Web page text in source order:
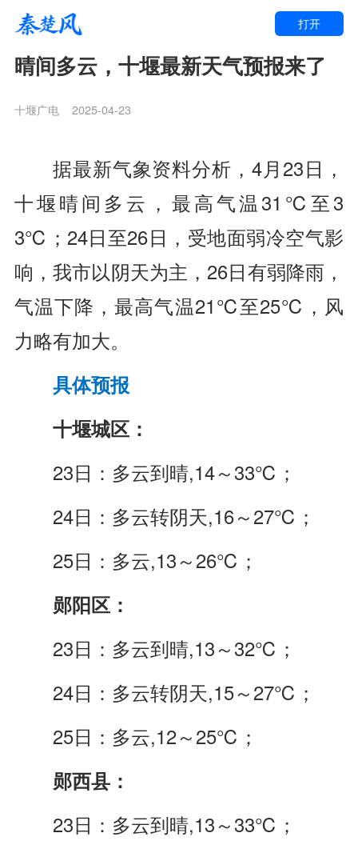
打开
晴间多云，十堰最新天气预报来了
十堰广电 2025-04-23
据最新气象资料分析，4月23日，
十堰晴间多云，最高气温31 ℃ 至3
3℃；24日至26日，受地面弱冷空气影
响，我市以阴天为主，26日有弱降雨，
气温下降，最高气温21℃至25℃，风
力略有加大。
具体预报
十堰城区：
23日：多云到晴,14～33℃；
24日：多云转阴天,16～27℃；
25日：多云,13～26℃；
郧阳区：
23日：多云到晴,13～32℃；
24日：多云转阴天,15～27℃；
25日：多云,12～25℃；
郧西县：
23日：多云到晴,13～33℃；